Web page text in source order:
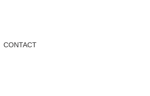
CONTACT